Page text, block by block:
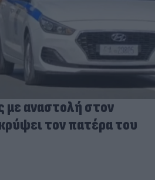
με αναστολή στον
τον πατέρα του